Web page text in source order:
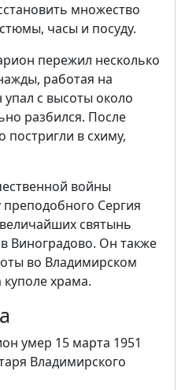
множество
часы и посуду.
пережил несколько
работая на
упал с высоты около
разбился. После
постригли в схиму,
войны
Сергия
святынь
Виноградово. Он также
во Владимирском
храма.
умер 15 марта 1951
Владимирского